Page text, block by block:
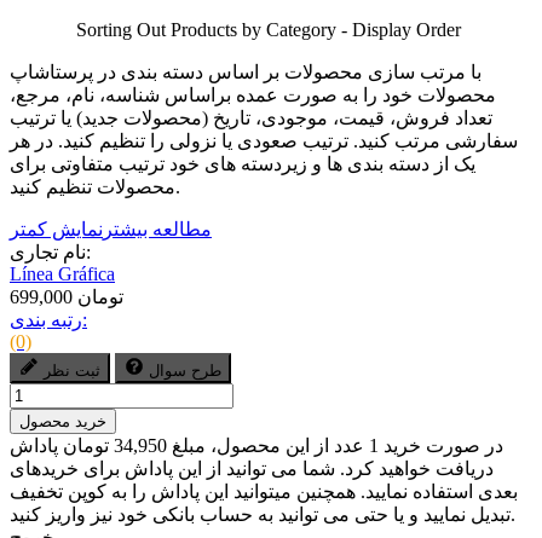
Sorting Out Products by Category - Display Order
با مرتب سازی محصولات بر اساس دسته بندی در پرستاشاپ
محصولات خود را به صورت عمده براساس شناسه، نام، مرجع،
تعداد فروش، قیمت، موجودی، تاریخ (محصولات جدید) یا ترتیب
سفارشی مرتب کنید. ترتیب صعودی یا نزولی را تنظیم کنید. در هر
یک از دسته بندی ها و زیردسته های خود ترتیب متفاوتی برای
محصولات تنظیم کنید.
مطالعه بیشتر نمایش کمتر
نام تجاری:
Línea Gráfica
699,000 تومان
رتبه بندی:
(0)
ثبت نظر طرح سوال
خرید محصول
در صورت خرید 1 عدد از این محصول، مبلغ 34,950 تومان پاداش
دریافت خواهید کرد. شما می توانید از این پاداش برای خریدهای
بعدی استفاده نمایید. همچنین میتوانید این پاداش را به کوپن تخفیف
تبدیل نمایید و یا حتی می توانید به حساب بانکی خود نیز واریز کنید.